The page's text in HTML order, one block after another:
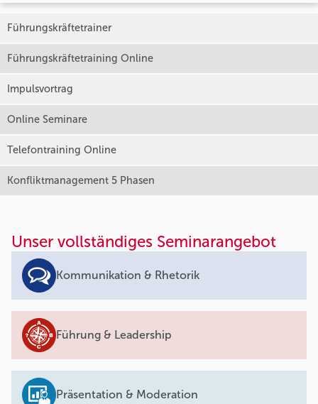
Führungskräftetrainer
Führungskräftetraining Online
Impulsvortrag
Online Seminare
Telefontraining Online
Konfliktmanagement 5 Phasen
Unser vollständiges Seminarangebot
Kommunikation & Rhetorik
Führung & Leadership
Präsentation & Moderation